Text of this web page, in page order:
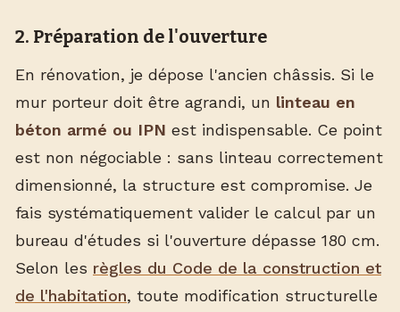
2. Préparation de l'ouverture
En rénovation, je dépose l'ancien châssis. Si le
mur porteur doit être agrandi, un linteau en
béton armé ou IPN est indispensable. Ce point
est non négociable : sans linteau correctement
dimensionné, la structure est compromise. Je
fais systématiquement valider le calcul par un
bureau d'études si l'ouverture dépasse 180 cm.
Selon les règles du Code de la construction et
de l'habitation, toute modification structurelle